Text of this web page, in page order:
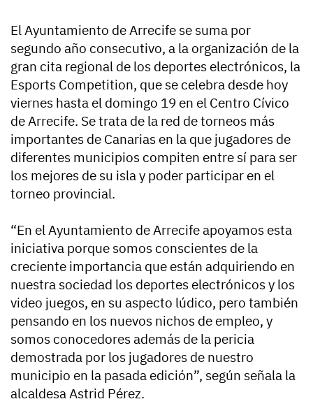
El Ayuntamiento de Arrecife se suma por
segundo año consecutivo, a la organización de la
gran cita regional de los deportes electrónicos, la
Esports Competition, que se celebra desde hoy
viernes hasta el domingo 19 en el Centro Cívico
de Arrecife. Se trata de la red de torneos más
importantes de Canarias en la que jugadores de
diferentes municipios compiten entre sí para ser
los mejores de su isla y poder participar en el
torneo provincial.
“En el Ayuntamiento de Arrecife apoyamos esta
iniciativa porque somos conscientes de la
creciente importancia que están adquiriendo en
nuestra sociedad los deportes electrónicos y los
video juegos, en su aspecto lúdico, pero también
pensando en los nuevos nichos de empleo, y
somos conocedores además de la pericia
demostrada por los jugadores de nuestro
municipio en la pasada edición”, según señala la
alcaldesa Astrid Pérez.